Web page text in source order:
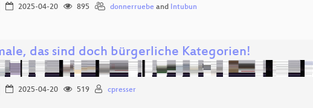
2025-04-20 895 donnerruebeand Intubun
das sind doch bürgerliche Kategorien!
2025-04-20 519 cpresser